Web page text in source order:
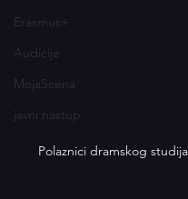
Erasmus+
Audicije
MojaScena
javni nastup
Polaznici dramskog